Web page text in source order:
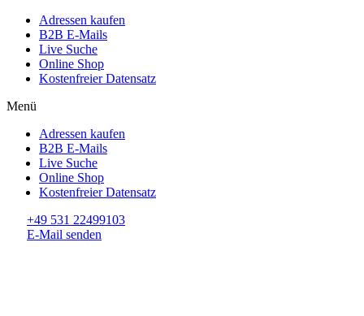
Adressen kaufen
B2B E-Mails
Live Suche
Online Shop
Kostenfreier Datensatz
Menü
Adressen kaufen
B2B E-Mails
Live Suche
Online Shop
Kostenfreier Datensatz
+49 531 22499103
E-Mail senden